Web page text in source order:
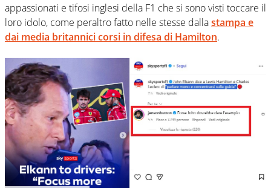
appassionati e tifosi inglesi della F1 che si sono visti toccare il
loro idolo, come peraltro fatto nelle stesse dallastampa e
dai media britannici corsi in difesa di Hamilton.